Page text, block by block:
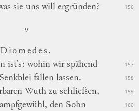
sie uns will ergründen? 156
9
Diomedes.
ist’s: wohin wir spähend
157
fallen lassen. 158
Wuth zu schlieſsen, 159
den Sohn 160